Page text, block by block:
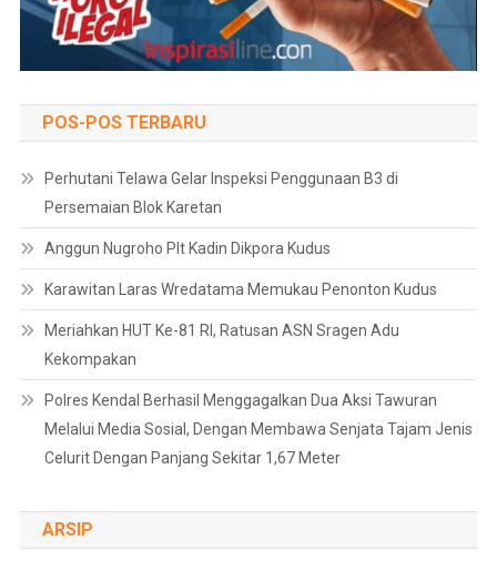
POS-POS TERBARU
Perhutani Telawa Gelar Inspeksi Penggunaan B3 di
Persemaian Blok Karetan
Anggun Nugroho Plt Kadin Dikpora Kudus
Karawitan Laras Wredatama Memukau Penonton Kudus
Meriahkan HUT Ke-81 RI, Ratusan ASN Sragen Adu
Kekompakan
Polres Kendal Berhasil Menggagalkan Dua Aksi Tawuran
Melalui Media Sosial, Dengan Membawa Senjata Tajam Jenis
Celurit Dengan Panjang Sekitar 1,67 Meter
ARSIP